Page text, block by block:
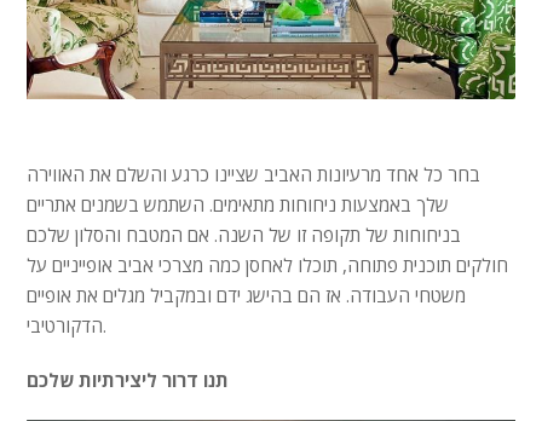
בחר כל אחד מרעיונות האביב שציינו כרגע והשלם את האווירה
שלך באמצעות ניחוחות מתאימים. השתמש בשמנים אתריים
בניחוחות של תקופה זו של השנה. אם המטבח והסלון שלכם
חולקים תוכנית פתוחה, תוכלו לאחסן כמה מצרכי אביב אופייניים על
משטחי העבודה. אז הם בהישג ידם ובמקביל מגלים את אופיים
הדקורטיבי.
תנו דרור ליצירתיות שלכם